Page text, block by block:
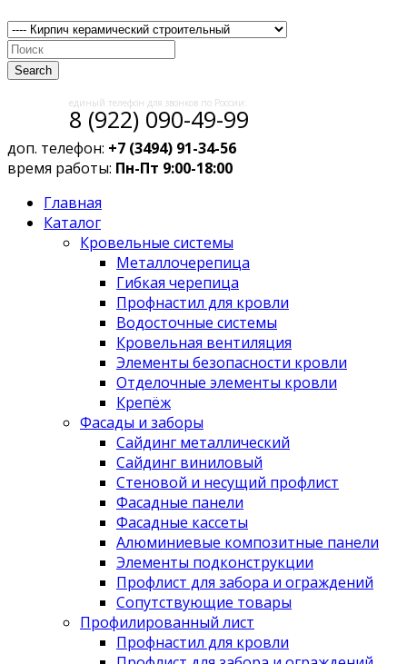
Search
единый телефон для звонков по России:
8 (922) 090-49-99
доп. телефон: +7 (3494) 91-34-56
время работы: Пн-Пт 9:00-18:00
Главная
Каталог
Кровельные системы
Металлочерепица
Гибкая черепица
Профнастил для кровли
Водосточные системы
Кровельная вентиляция
Элементы безопасности кровли
Отделочные элементы кровли
Крепёж
Фасады и заборы
Сайдинг металлический
Сайдинг виниловый
Стеновой и несущий профлист
Фасадные панели
Фасадные кассеты
Алюминиевые композитные панели
Элементы подконструкции
Профлист для забора и ограждений
Сопутствующие товары
Профилированный лист
Профнастил для кровли